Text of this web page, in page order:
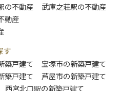
の不動産
武庫之荘駅の不動産
動産
す
築戸建て
宝塚市の新築戸建て
築戸建て
芦屋市の新築戸建て
西宮北口駅の新築戸建て